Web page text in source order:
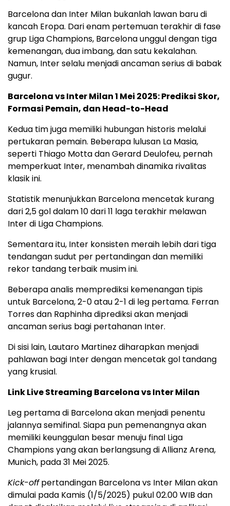
Barcelona dan Inter Milan bukanlah lawan baru di
kancah Eropa. Dari enam pertemuan terakhir di fase
grup Liga Champions, Barcelona unggul dengan tiga
kemenangan, dua imbang, dan satu kekalahan.
Namun, Inter selalu menjadi ancaman serius di babak
gugur.
Barcelona vs Inter Milan 1 Mei 2025: Prediksi Skor,
Formasi Pemain, dan Head-to-Head
Kedua tim juga memiliki hubungan historis melalui
pertukaran pemain. Beberapa lulusan La Masia,
seperti Thiago Motta dan Gerard Deulofeu, pernah
memperkuat Inter, menambah dinamika rivalitas
klasik ini.
Statistik menunjukkan Barcelona mencetak kurang
dari 2,5 gol dalam 10 dari 11 laga terakhir melawan
Inter di Liga Champions.
Sementara itu, Inter konsisten meraih lebih dari tiga
tendangan sudut per pertandingan dan memiliki
rekor tandang terbaik musim ini.
Beberapa analis memprediksi kemenangan tipis
untuk Barcelona, 2-0 atau 2-1 di leg pertama. Ferran
Torres dan Raphinha diprediksi akan menjadi
ancaman serius bagi pertahanan Inter.
Di sisi lain, Lautaro Martinez diharapkan menjadi
pahlawan bagi Inter dengan mencetak gol tandang
yang krusial.
Link Live Streaming Barcelona vs Inter Milan
Leg pertama di Barcelona akan menjadi penentu
jalannya semifinal. Siapa pun pemenangnya akan
memiliki keunggulan besar menuju final Liga
Champions yang akan berlangsung di Allianz Arena,
Munich, pada 31 Mei 2025.
Kick-offpertandingan Barcelona vs Inter Milan akan
dimulai pada Kamis (1/5/2025) pukul 02.00 WIB dan